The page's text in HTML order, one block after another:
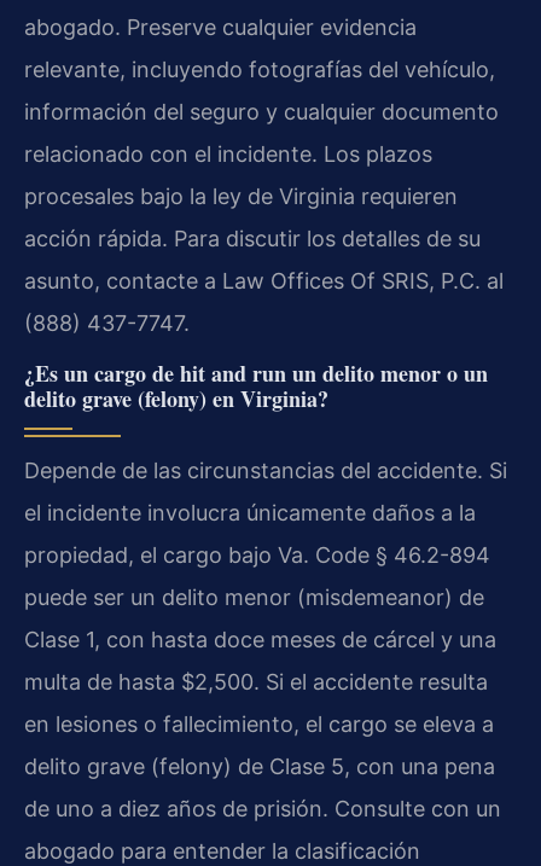
abogado. Preserve cualquier evidencia
relevante, incluyendo fotografías del vehículo,
información del seguro y cualquier documento
relacionado con el incidente. Los plazos
procesales bajo la ley de Virginia requieren
acción rápida. Para discutir los detalles de su
asunto, contacte a Law Offices Of SRIS, P.C. al
(888) 437-7747.
¿Es un cargo de hit and run un delito menor o un
delito grave (felony) en Virginia?
Depende de las circunstancias del accidente. Si
el incidente involucra únicamente daños a la
propiedad, el cargo bajo Va. Code § 46.2-894
puede ser un delito menor (misdemeanor) de
Clase 1, con hasta doce meses de cárcel y una
multa de hasta $2,500. Si el accidente resulta
en lesiones o fallecimiento, el cargo se eleva a
delito grave (felony) de Clase 5, con una pena
de uno a diez años de prisión. Consulte con un
abogado para entender la clasificación